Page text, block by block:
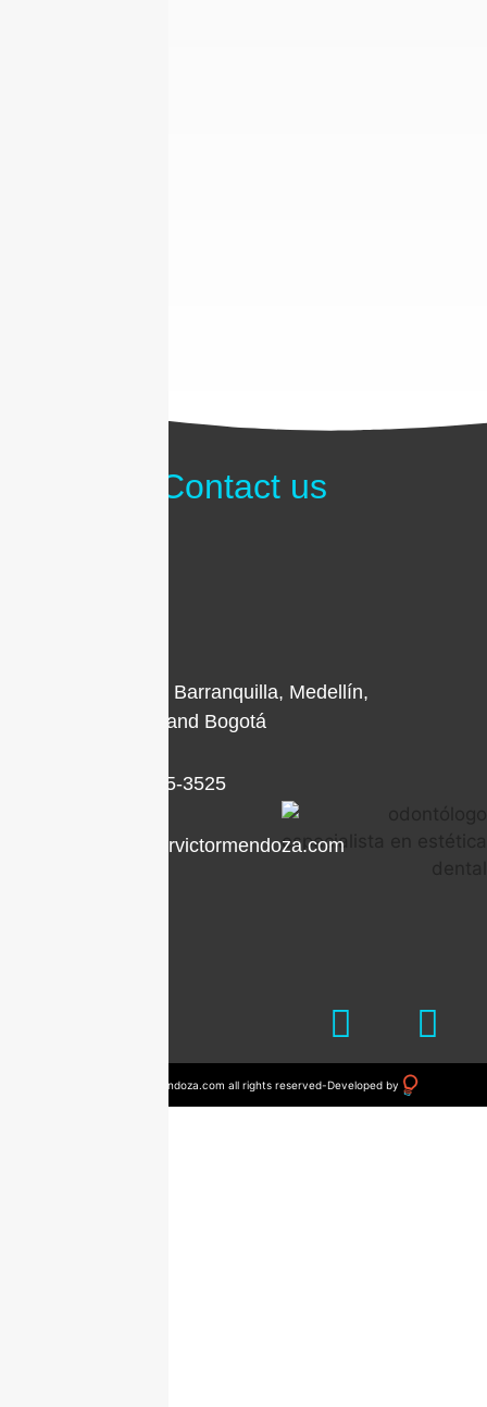
Contact us
Locations in Barranquilla, Medellín,
Cartagena, and Bogotá
+1 (786) 205-3525
contacto@drvictormendoza.com
© 2023 drvictormendoza.com all rights reserved-Developed by